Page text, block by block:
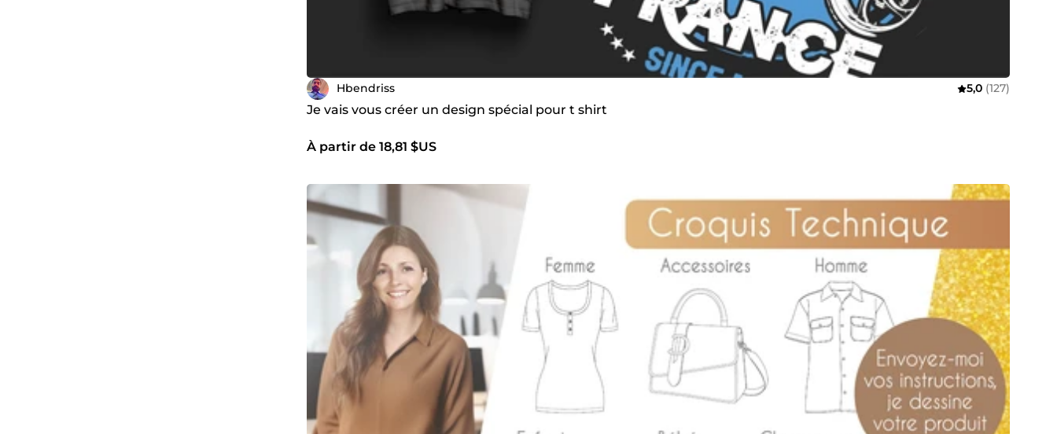
Hbendriss 5,0 (127)
Je vais vous créer un design spécial pour t shirt
À partir de 18,81 $US